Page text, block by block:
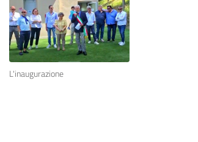
L'inaugurazione